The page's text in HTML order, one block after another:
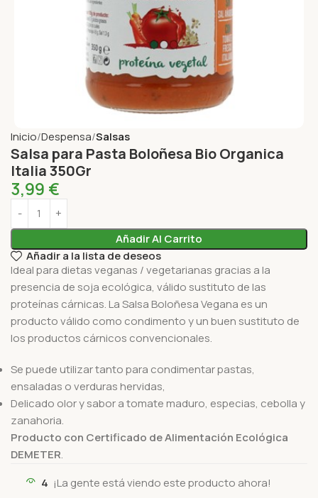
Inicio Despensa Salsas
Salsa para Pasta Boloñesa Bio Organica
Italia 350Gr
3,99 €
Añadir Al Carrito
Añadir a la lista de deseos
Ideal para dietas veganas / vegetarianas gracias a la
presencia de soja ecológica, válido sustituto de las
proteínas cárnicas. La Salsa Boloñesa Vegana es un
producto válido como condimento y un buen sustituto de
los productos cárnicos convencionales.
Se puede utilizar tanto para condimentar pastas,
ensaladas o verduras hervidas,
Delicado olor y sabor a tomate maduro, especias, cebolla y
zanahoria.
Producto con Certificado de Alimentación Ecológica
DEMETER.
4 ¡La gente está viendo este producto ahora!